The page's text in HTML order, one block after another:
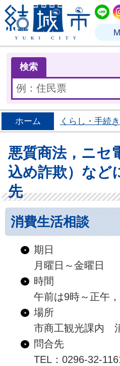
検索
ホーム くらし・手続き
悪質商法，ニセ
込め詐欺）など
先
消費生活相談
期日
月曜日～金曜日
時間
午前は9時～正午
場所
市商工観光課内
問合先
TEL：0296-32-